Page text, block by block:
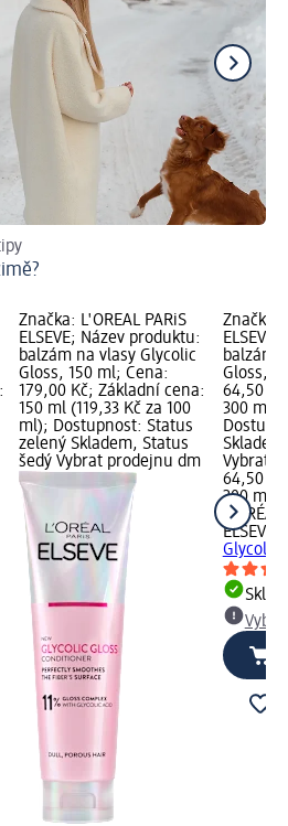
Značka: L'ORÉAL PARiS
ELSEVE; Název produktu:
balzám na vlasy Glycolic
Gloss, 150 ml; Cena:
179,00 Kč; Základní cena:
150 ml (119,33 Kč za 100
ml); Dostupnost: Status
zelený Skladem, Status
šedý Vybrat prodejnu dm
Značka:
balzám
Gloss,
64,50
300 ml
Vybrat
64,50 Kč
300 ml
ELSEVE
Glycolic